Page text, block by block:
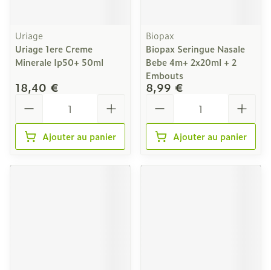
Uriage
Uriage 1ere Creme
Minerale Ip50+ 50ml
18,40 €
Ajouter au panier
Biopax
Biopax Seringue Nasale
Bebe 4m+ 2x20ml + 2
Embouts
8,99 €
Ajouter au panier